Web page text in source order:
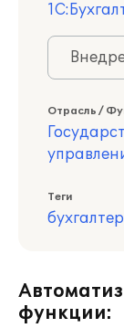
Отрасль /
Теги
функции: